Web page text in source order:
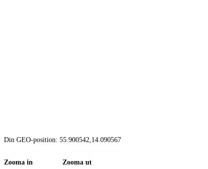
Din GEO-position: 55.900542,14.090567
Zooma in Zooma ut